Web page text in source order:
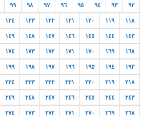
٩٢ ٩٣ ٩٤ ٩٥ ٩٦ ٩٧ ٩٨ ٩٩
١١٨ ١١٩ ١٢٠ ١٢١ ١٢٢ ١٢٣ ١٢٤
١٤٣ ١٤٤ ١٤٥ ١٤٦ ١٤٧ ١٤٨ ١٤٩
١٦٨ ١٦٩ ١٧٠ ١٧١ ١٧٢ ١٧٣ ١٧٤
١٩٣ ١٩٤ ١٩٥ ١٩٦ ١٩٧ ١٩٨ ١٩٩
٢١٨ ٢١٩ ٢٢٠ ٢٢١ ٢٢٢ ٢٢٣ ٢٢٤
٢٤٣ ٢٤٤ ٢٤٥ ٢٤٦ ٢٤٧ ٢٤٨ ٢٤٩
٢٦٨ ٢٦٩ ٢٧٠ ٢٧١ ٢٧٢ ٢٧٣ ٢٧٤